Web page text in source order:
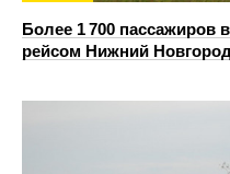
Более 1 700
рейсом Нижний